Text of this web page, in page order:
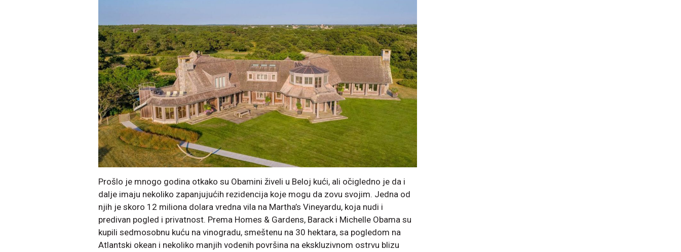
Prošlo je mnogo godina otkako su Obamini živeli u Beloj kući, ali očigledno je da i
dalje imaju nekoliko zapanjujućih rezidencija koje mogu da zovu svojim. Jedna od
njih je skoro 12 miliona dolara vredna vila na Martha’s Vineyardu, koja nudi i
predivan pogled i privatnost. Prema Homes & Gardens, Barack i Michelle Obama su
kupili sedmosobnu kuću na vinogradu, smeštenu na 30 hektara, sa pogledom na
Atlantski okean i nekoliko manjih vodenih površina na ekskluzivnom ostrvu blizu